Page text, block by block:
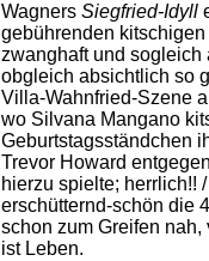
Wagners Siegfried-Idyll
gebührenden
zwanghaft und sogleich
obgleich absichtlich so
Villa-Wahnfried-Szene
wo Silvana Mangano
Geburtstagsständchen
Trevor Howard
hierzu spielte; herrlich!!
erschütternd-schön die
schon zum Greifen
ist Leben.